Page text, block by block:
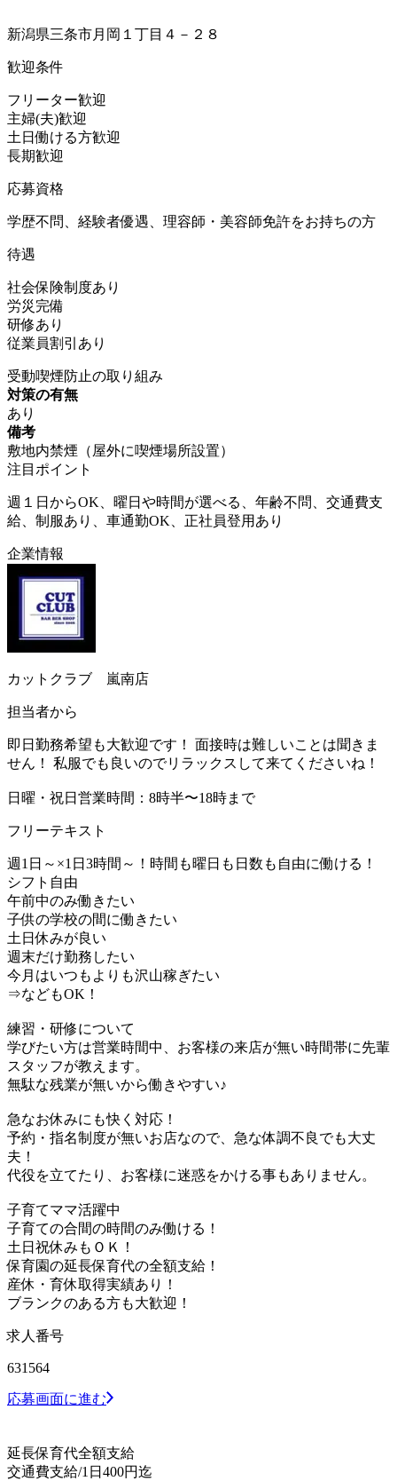
新潟県三条市月岡１丁目４－２８
歓迎条件
フリーター歓迎
主婦(夫)歓迎
土日働ける方歓迎
長期歓迎
応募資格
学歴不問、経験者優遇、理容師・美容師免許をお持ちの方
待遇
社会保険制度あり
労災完備
研修あり
従業員割引あり
受動喫煙防止の取り組み
対策の有無
あり
備考
敷地内禁煙（屋外に喫煙場所設置）
注目ポイント
週１日からOK、曜日や時間が選べる、年齢不問、交通費支
給、制服あり、車通勤OK、正社員登用あり
企業情報
カットクラブ 嵐南店
担当者から
即日勤務希望も大歓迎です！ 面接時は難しいことは聞きま
せん！ 私服でも良いのでリラックスして来てくださいね！
日曜・祝日営業時間：8時半〜18時まで
フリーテキスト
週1日～×1日3時間～！時間も曜日も日数も自由に働ける！
シフト自由
午前中のみ働きたい
子供の学校の間に働きたい
土日休みが良い
週末だけ勤務したい
今月はいつもよりも沢山稼ぎたい
⇒などもOK！
練習・研修について
学びたい方は営業時間中、お客様の来店が無い時間帯に先輩
スタッフが教えます。
無駄な残業が無いから働きやすい♪
急なお休みにも快く対応！
予約・指名制度が無いお店なので、急な体調不良でも大丈
夫！
代役を立てたり、お客様に迷惑をかける事もありません。
子育てママ活躍中
子育ての合間の時間のみ働ける！
土日祝休みもＯＫ！
保育園の延長保育代の全額支給！
産休・育休取得実績あり！
ブランクのある方も大歓迎！
求人番号
631564
応募画面に進む
延⻑保育代全額⽀給
交通費⽀給/1⽇400円迄